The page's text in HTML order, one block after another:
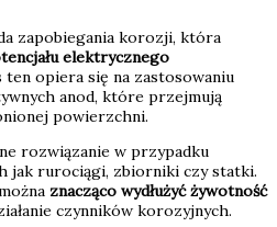
zapobiegania korozji, która
elektrycznego
ten opiera się na zastosowaniu
anod, które przejmują
powierzchni.
rozwiązanie w przypadku
jak rurociągi, zbiorniki czy statki.
znacząco wydłużyć żywotność
czynników korozyjnych.